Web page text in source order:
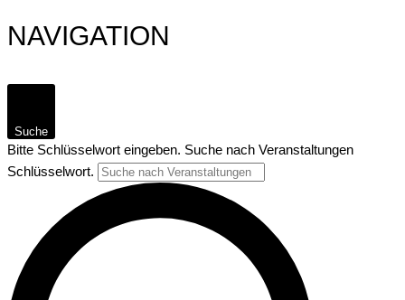
NAVIGATION
Suche
Bitte Schlüsselwort eingeben. Suche nach Veranstaltungen
Schlüsselwort.